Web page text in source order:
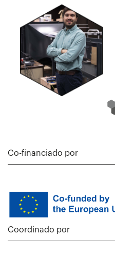
Co-financiado por
Coordinado por